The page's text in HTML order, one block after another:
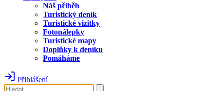
Náš příběh
Turistický deník
Turistické vizitky
Fotonálepky
Turistické mapy
Doplňky k deníku
Pomáháme
Přihlášení